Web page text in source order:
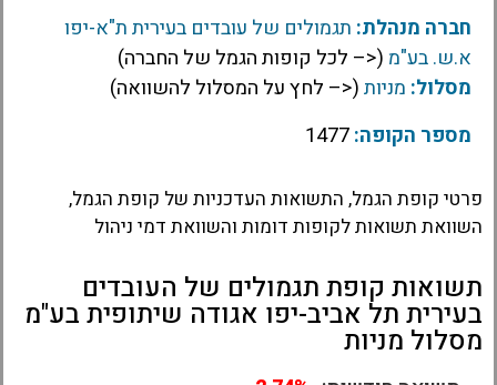
חברה מנהלת: תגמולים של עובדים בעירית ת"א-יפו
א.ש. בע"מ (<– לכל קופות הגמל של החברה)
מסלול: מניות(<– לחץ על המסלול להשוואה)
מספר הקופה:
פרטי קופת הגמל, התשואות העדכניות של קופת הגמל,
השוואת תשואות לקופות דומות והשוואת דמי ניהול
תשואות קופת תגמולים של העובדים
בעירית תל אביב-יפו אגודה שיתופית בע"מ
מסלול מניות